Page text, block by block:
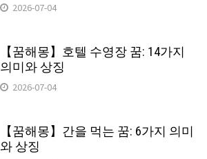
2026-07-04
【꿈해몽】호텔 수영장 꿈: 14가지
의미와 상징
2026-07-04
【꿈해몽】간을 먹는 꿈: 6가지 의미
와 상징